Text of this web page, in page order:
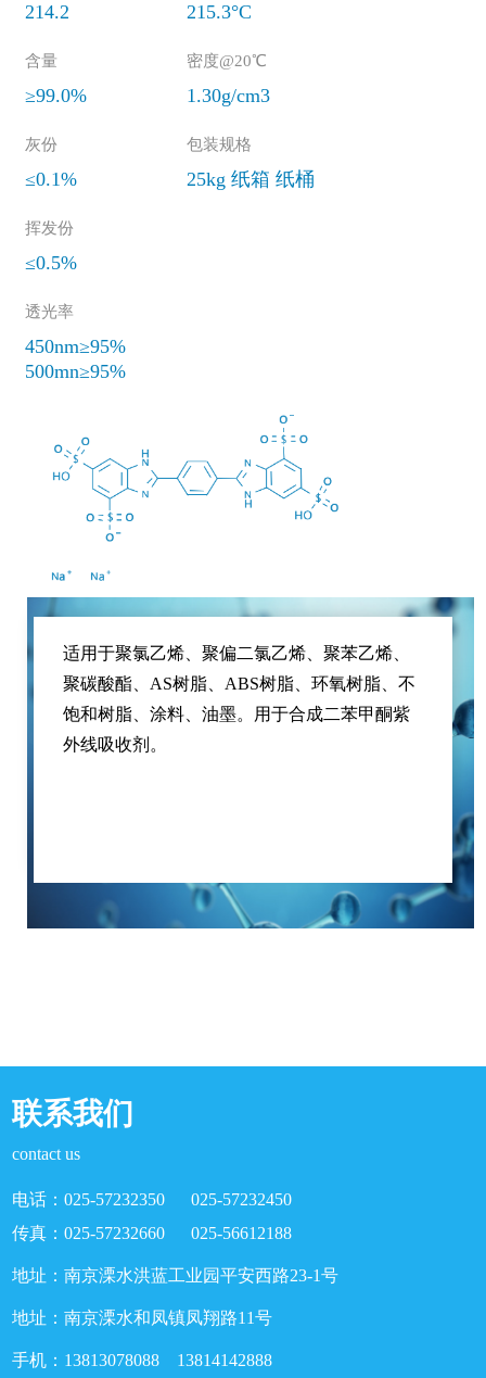
214.2
含量
≥99.0%
215.3°C
密度@20℃
1.30g/cm3
灰份
≤0.1%
挥发份
≤0.5%
透光率
450nm≥95%
500mn≥95%
包装规格
25kg 纸箱 纸桶
适用于聚氯乙烯、聚偏二氯乙烯、聚苯乙烯、
聚碳酸酯、AS树脂、ABS树脂、环氧树脂、不
饱和树脂、涂料、油墨。用于合成二苯甲酮紫
外线吸收剂。
联系我们
contact us
电话：025-57232350 025-57232450
传真：025-57232660 025-56612188
地址：南京溧水洪蓝工业园平安西路23-1号
地址：南京溧水和凤镇凤翔路11号
手机：13813078088 13814142888